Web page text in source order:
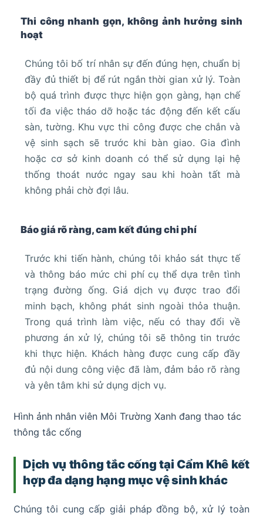
Thi công nhanh gọn, không ảnh hưởng sinh
hoạt
Chúng tôi bố trí nhân sự đến đúng hẹn, chuẩn bị
đầy đủ thiết bị để rút ngắn thời gian xử lý. Toàn
bộ quá trình được thực hiện gọn gàng, hạn chế
tối đa việc tháo dỡ hoặc tác động đến kết cấu
sàn, tường. Khu vực thi công được che chắn và
vệ sinh sạch sẽ trước khi bàn giao. Gia đình
hoặc cơ sở kinh doanh có thể sử dụng lại hệ
thống thoát nước ngay sau khi hoàn tất mà
không phải chờ đợi lâu.
Báo giá rõ ràng, cam kết đúng chi phí
Trước khi tiến hành, chúng tôi khảo sát thực tế
và thông báo mức chi phí cụ thể dựa trên tình
trạng đường ống. Giá dịch vụ được trao đổi
minh bạch, không phát sinh ngoài thỏa thuận.
Trong quá trình làm việc, nếu có thay đổi về
phương án xử lý, chúng tôi sẽ thông tin trước
khi thực hiện. Khách hàng được cung cấp đầy
đủ nội dung công việc đã làm, đảm bảo rõ ràng
và yên tâm khi sử dụng dịch vụ.
Hình ảnh nhân viên Môi Trường Xanh đang thao tác
thông tắc cống
Dịch vụ thông tắc cống tại Cẩm Khê kết
hợp đa dạng hạng mục vệ sinh khác
Chúng tôi cung cấp giải pháp đồng bộ, xử lý toàn